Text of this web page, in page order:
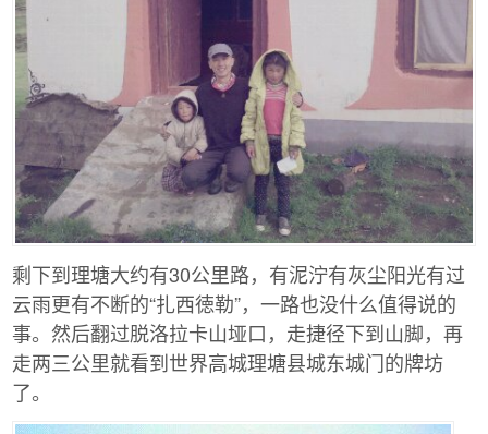
剩下到理塘大约有30公里路，有泥泞有灰尘阳光有过
云雨更有不断的“扎西徳勒”，一路也没什么值得说的
事。然后翻过脱洛拉卡山垭口，走捷径下到山脚，再
走两三公里就看到世界高城理塘县城东城门的牌坊
了。